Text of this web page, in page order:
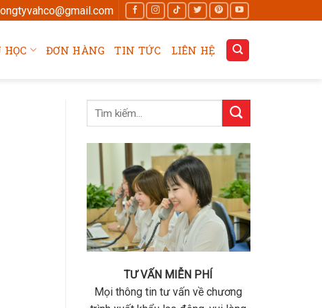
HỌC ĐƠN HÀNG TIN TỨC LIÊN HỆ
TƯ VẤN MIỄN PHÍ
Mọi thông tin tư vấn về chương